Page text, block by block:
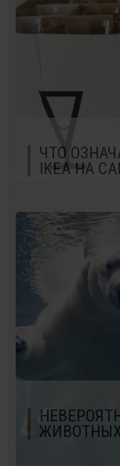
ЧТО
IKEA НА